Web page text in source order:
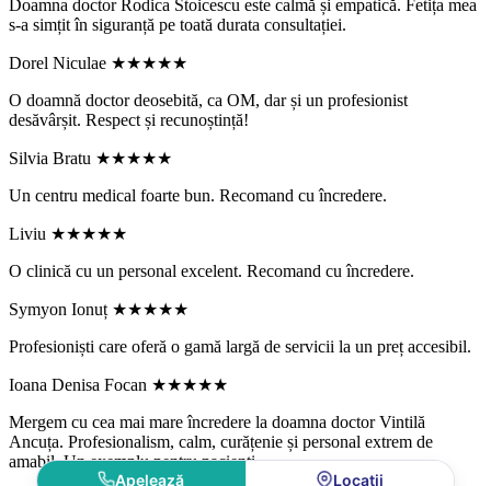
Apelează Locații
Doamna doctor Rodica Stoicescu este calmă și empatică. Fetița mea
s-a simțit în siguranță pe toată durata consultației.
Dorel Niculae ★★★★★
O doamnă doctor deosebită, ca OM, dar și un profesionist
desăvârșit. Respect și recunoștință!
Silvia Bratu ★★★★★
Un centru medical foarte bun. Recomand cu încredere.
Liviu ★★★★★
O clinică cu un personal excelent. Recomand cu încredere.
Symyon Ionuț ★★★★★
Profesioniști care oferă o gamă largă de servicii la un preț accesibil.
Ioana Denisa Focan ★★★★★
Mergem cu cea mai mare încredere la doamna doctor Vintilă
Ancuța. Profesionalism, calm, curățenie și personal extrem de
amabil. Un exemplu pentru pacienți.